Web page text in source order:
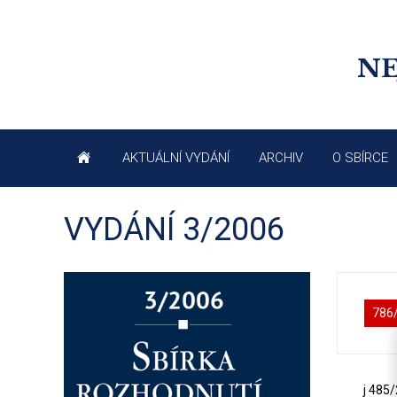
AKTUÁLNÍ VYDÁNÍ ARCHIV O SBÍRCE
VYDÁNÍ 3/2006
j 485/